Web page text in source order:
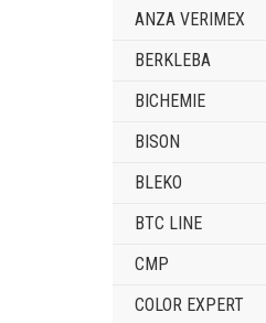
ANZA VERIMEX
BERKLEBA
BICHEMIE
BISON
BLEKO
BTC LINE
CMP
COLOR EXPERT